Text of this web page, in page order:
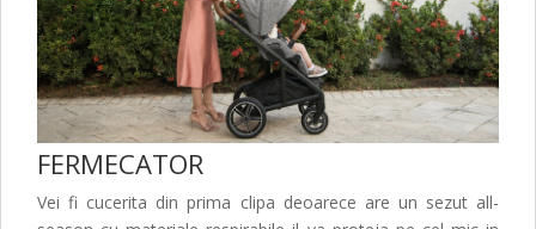
FERMECATOR
Vei fi cucerita din prima clipa deoarece are un sezut all-